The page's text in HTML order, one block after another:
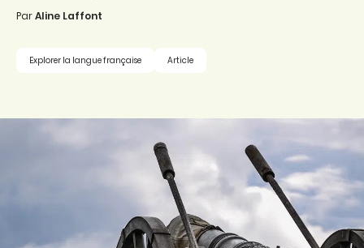
ParAline Laffont
Explorer la langue française Article